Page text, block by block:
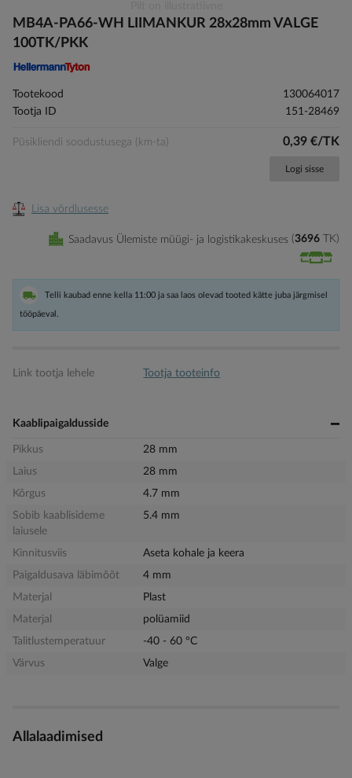
to
the
of
images
gallery
MB4A-PA66-WH LIIMANKUR 28x28mm VALGE
100TK/PKK
Tootekood
130064017
Tootja ID
151-28469
Püsikliendi soodustusega (km-ta) 0,39 €/TK
Logi sisse
Lisa võrdlusesse
Saadavus Ülemiste müügi- ja logistikakeskuses 3696 TK
Telli kaubad enne kella 11:00 ja saa laos olevad tooted kätte juba järgmisel
tööpäeval.
Link tootja lehele Tootja tooteinfo
Kaablipaigaldusside
Pikkus
28 mm
Laius
28 mm
Kõrgus
4.7 mm
Sobib kaablisideme
laiusele
5.4 mm
Kinnitusviis
Aseta kohale ja keera
Paigaldusava läbimõõt
4 mm
Materjal
Plast
Materjal
polüamiid
Talitlustemperatuur
-40 - 60 °C
Värvus
Valge
Allalaadimised